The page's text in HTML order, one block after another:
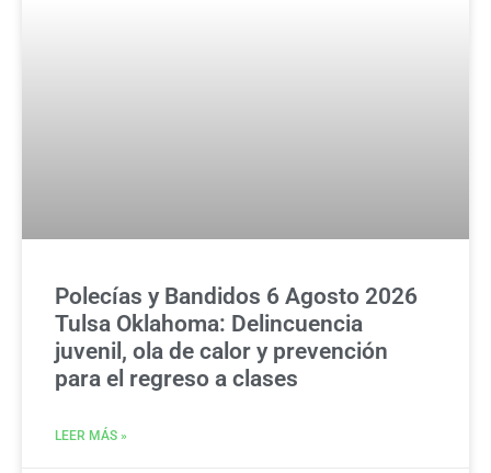
Polecías y Bandidos 6 Agosto 2026
Tulsa Oklahoma: Delincuencia
juvenil, ola de calor y prevención
para el regreso a clases
LEER MÁS »